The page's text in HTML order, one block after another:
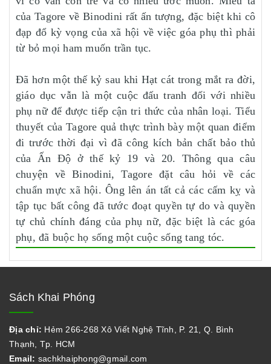
của Tagore về Binodini rất ấn tượng, đặc biệt khi cô
đạp đổ kỳ vọng của xã hội về việc góa phụ thì phải
từ bỏ mọi ham muốn trần tục.
Đã hơn một thế kỷ sau khi Hạt cát trong mắt ra đời,
giáo dục vẫn là một cuộc đấu tranh đối với nhiều
phụ nữ để được tiếp cận tri thức của nhân loại. Tiểu
thuyết của Tagore quả thực trình bày một quan điểm
đi trước thời đại vì đã công kích bản chất bảo thủ
của Ấn Độ ở thế kỷ 19 và 20. Thông qua câu
chuyện về Binodini, Tagore đặt câu hỏi về các
chuẩn mực xã hội. Ông lên án tất cả các cấm kỵ và
tập tục bất công đã tước đoạt quyền tự do và quyền
tự chủ chính đáng của phụ nữ, đặc biệt là các góa
phụ, đã buộc họ sống một cuộc sống tang tóc.
Sách Khai Phóng
Địa chỉ: Hẻm 266-268 Xô Viết Nghệ Tĩnh, P. 21, Q. Bình
Thạnh, Tp. HCM
Email: sachkhaiphong@gmail.com